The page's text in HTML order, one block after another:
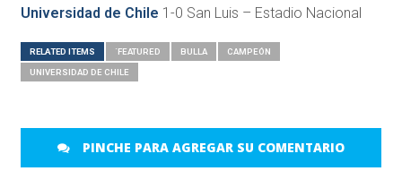
Universidad de Chile 1-0 San Luis – Estadio Nacional
RELATED ITEMS ´FEATURED BULLA CAMPEÓN
UNIVERSIDAD DE CHILE
PINCHE PARA AGREGAR SU COMENTARIO